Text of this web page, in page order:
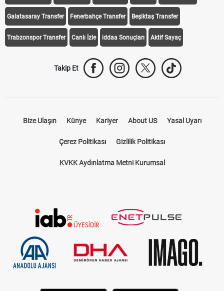
Galatasaray Transfer Fenerbahçe Transfer Beşiktaş Transfer
Trabzonspor Transfer Canlı İzle iddaa Sonuçları Aktif Sayaç
Takip Et
Bize Ulaşın Künye Kariyer About US Yasal Uyarı
Çerez Politikası Gizlilik Politikası
KVKK Aydınlatma Metni Kurumsal